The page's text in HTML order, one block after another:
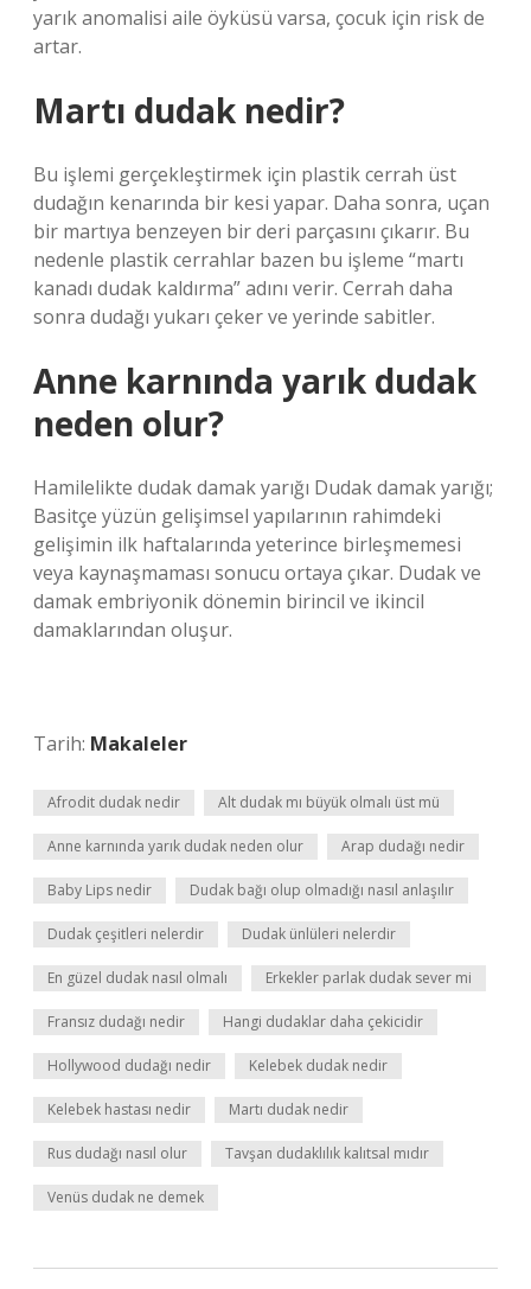
yarık anomalisi aile öyküsü varsa, çocuk için risk de
artar.
Martı dudak nedir?
Bu işlemi gerçekleştirmek için plastik cerrah üst
dudağın kenarında bir kesi yapar. Daha sonra, uçan
bir martıya benzeyen bir deri parçasını çıkarır. Bu
nedenle plastik cerrahlar bazen bu işleme “martı
kanadı dudak kaldırma” adını verir. Cerrah daha
sonra dudağı yukarı çeker ve yerinde sabitler.
Anne karnında yarık dudak
neden olur?
Hamilelikte dudak damak yarığı Dudak damak yarığı;
Basitçe yüzün gelişimsel yapılarının rahimdeki
gelişimin ilk haftalarında yeterince birleşmemesi
veya kaynaşmaması sonucu ortaya çıkar. Dudak ve
damak embriyonik dönemin birincil ve ikincil
damaklarından oluşur.
Tarih: Makaleler
Afrodit dudak nedir Alt dudak mı büyük olmalı üst mü
Anne karnında yarık dudak neden olur Arap dudağı nedir
Baby Lips nedir Dudak bağı olup olmadığı nasıl anlaşılır
Dudak çeşitleri nelerdir Dudak ünlüleri nelerdir
En güzel dudak nasıl olmalı Erkekler parlak dudak sever mi
Fransız dudağı nedir Hangi dudaklar daha çekicidir
Hollywood dudağı nedir Kelebek dudak nedir
Kelebek hastası nedir Martı dudak nedir
Rus dudağı nasıl olur Tavşan dudaklılık kalıtsal mıdır
Venüs dudak ne demek